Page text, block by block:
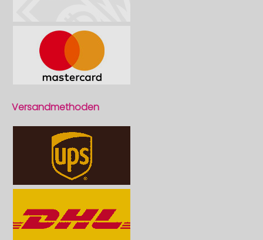
Versandmethoden